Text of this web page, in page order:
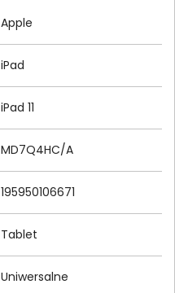
Apple
iPad
iPad 11
MD7Q4HC/A
195950106671
Tablet
Uniwersalne